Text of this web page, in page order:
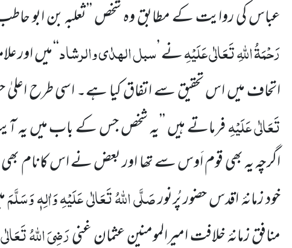
عباس کی روایت کے مطابق وہ شخص ’’ثعلبہ بن ابو
رَحْمَۃُ اللہِ تَعَالٰی عَلَیْہِنے ’سبل الہدٰی والرشاد‘‘ میں اور
اتحاف میں اس تحقیق سے اتفاق کیا ہے۔ اسی طرح اعلیٰ
تَعَالٰی عَلَیْہِفرماتے ہیں ’’یہ شخص جس کے باب میں یہ
اگرچہ یہ بھی قوم اَوس سے تھا اور بعض نے اس کانام
خود زمانۂ اقدس حضور پُرنورصَلَّی اللہُ تَعَالٰی عَلَیْہِ وَاٰلِہٖ وَسَلَّمَ
منافق زمانۂ خلافت امیرالمومنین عثمان غنیرَضِیَ اللہُ